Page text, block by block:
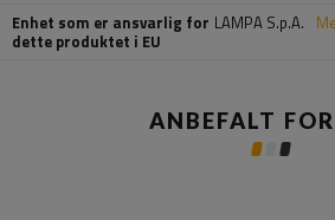
Enhet som er ansvarlig for
dette produktet i EU
LAMPA S.p.A.
ANBEFALT